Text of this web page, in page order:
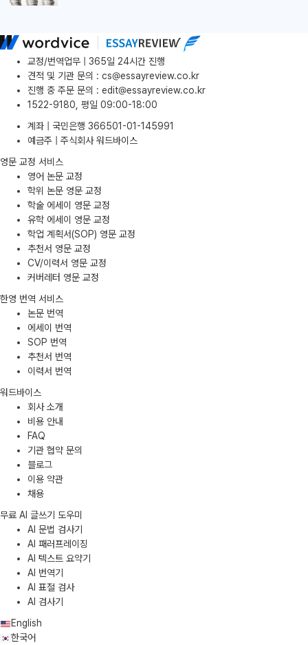
교정/번역업무 | 365일 24시간 진행
견적 및 기관 문의 : cs@essayreview.co.kr
진행 중 주문 문의 : edit@essayreview.co.kr
1522-9180, 평일 09:00-18:00
계좌 | 국민은행 366501-01-145991
예금주 | 주식회사 워드바이스
영문 교정 서비스
영어 논문 교정
학위 논문 영문 교정
학술 에세이 영문 교정
유학 에세이 영문 교정
학업 계획서(SOP) 영문 교정
추천서 영문 교정
CV/이력서 영문 교정
커버레터 영문 교정
한영 번역 서비스
논문 번역
에세이 번역
SOP 번역
추천서 번역
이력서 번역
워드바이스
회사 소개
비용 안내
FAQ
기관 협약 문의
블로그
이용 약관
채용
무료 AI 글쓰기 도우미
AI 문법 검사기
AI 패러프레이징
AI 텍스트 요약기
AI 번역기
AI 표절 검사
AI 검사기
English
한국어